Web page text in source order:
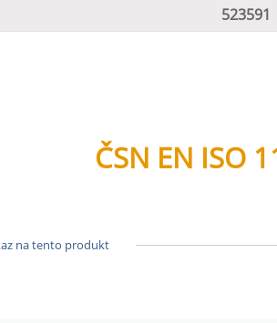
523591
ČSN EN ISO
na tento produkt